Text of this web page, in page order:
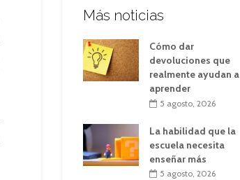
Más noticias
Cómo dar
devoluciones que
realmente ayudan a
aprender
5 agosto, 2026
La habilidad que la
escuela necesita
enseñar más
5 agosto, 2026